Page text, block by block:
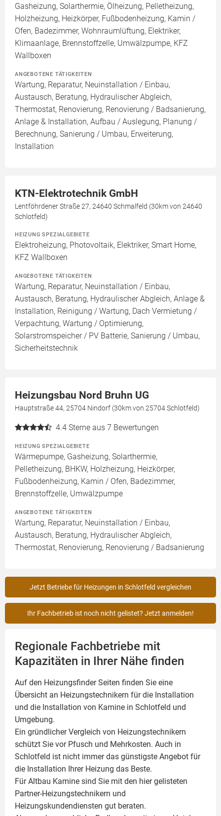
Gasheizung, Solarthermie, Ölheizung, Pelletheizung,
Holzheizung, Heizkörper, Fußbodenheizung, Kamin /
Ofen, Badezimmer, Wohnraumlüftung, Elektriker,
Klimaanlage, Brennstoffzelle, Umwälzpumpe, KFZ
Wallboxen
ANGEBOTENE TÄTIGKEITEN
Wartung, Reparatur, Neuinstallation / Einbau,
Austausch, Beratung, Hydraulischer Abgleich,
Thermostat, Renovierung, Renovierung / Badsanierung,
Anlage & Installation, Aufbau / Auslegung, Planung /
Berechnung, Sanierung / Umbau, Erweiterung,
Installation
KTN-Elektrotechnik GmbH
Lentföhrdener Straße 27, 24640 Schmalfeld (30km von 24640
Schlotfeld)
HEIZUNG SPEZIALGEBIETE
Elektroheizung, Photovoltaik, Elektriker, Smart Home,
KFZ Wallboxen
ANGEBOTENE TÄTIGKEITEN
Wartung, Reparatur, Neuinstallation / Einbau,
Austausch, Beratung, Hydraulischer Abgleich, Anlage &
Installation, Reinigung / Wartung, Dach Vermietung /
Verpachtung, Wartung / Optimierung,
Solarstromspeicher / PV Batterie, Sanierung / Umbau,
Sicherheitstechnik
Heizungsbau Nord Bruhn UG
Hauptstraße 44, 25704 Nindorf (30km von 25704 Schlotfeld)
4.4 Sterne aus 7 Bewertungen
HEIZUNG SPEZIALGEBIETE
Wärmepumpe, Gasheizung, Solarthermie,
Pelletheizung, BHKW, Holzheizung, Heizkörper,
Fußbodenheizung, Kamin / Ofen, Badezimmer,
Brennstoffzelle, Umwälzpumpe
ANGEBOTENE TÄTIGKEITEN
Wartung, Reparatur, Neuinstallation / Einbau,
Austausch, Beratung, Hydraulischer Abgleich,
Thermostat, Renovierung, Renovierung / Badsanierung
Jetzt Betriebe für Heizungen in Schlotfeld vergleichen
Ihr Fachbetrieb ist noch nicht gelistet? Jetzt anmelden!
Regionale Fachbetriebe mit
Kapazitäten in Ihrer Nähe finden
Auf den Heizungsfinder Seiten finden Sie eine
Übersicht an Heizungstechnikern für die Installation
und die Installation von Kamine in Schlotfeld und
Umgebung.
Ein gründlicher Vergleich von Heizungstechnikern
schützt Sie vor Pfusch und Mehrkosten. Auch in
Schlotfeld ist nicht immer das günstigste Angebot für
die Installation Ihrer Heizung das Beste.
Für Altbau Kamine sind Sie mit den hier gelisteten
Partner-Heizungstechnikern und
Heizungskundendiensten gut beraten.